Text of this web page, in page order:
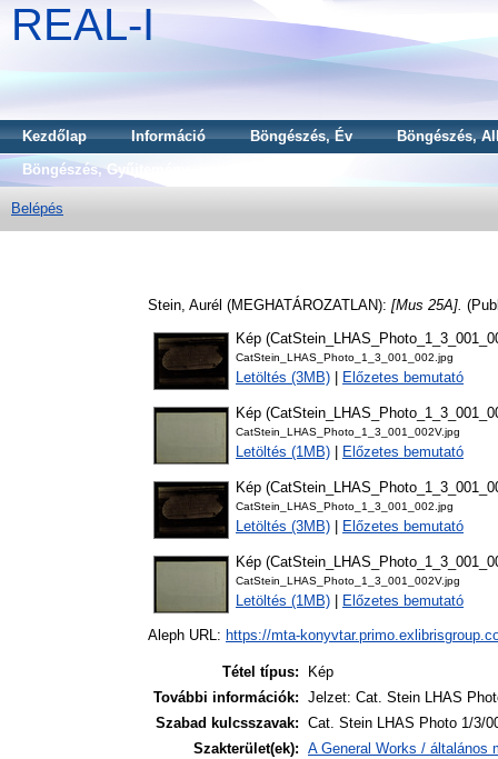
REAL-I
Kezdőlap Információ Böngészés, Év
Böngészés,
Böngészés, Gyűjtemény
Belépés
Stein, Aurél (MEGHATÁROZATLAN): [Mus 25A].
Kép
CatStein_LHAS_Photo_1_3_001_002.jpg
Letöltés (3MB) Előzetes bemutató
Kép
CatStein_LHAS_Photo_1_3_001_002V.jpg
Letöltés (1MB) Előzetes bemutató
Kép
CatStein_LHAS_Photo_1_3_001_002.jpg
Letöltés (3MB) Előzetes bemutató
Kép
CatStein_LHAS_Photo_1_3_001_002V.jpg
Letöltés (1MB) Előzetes bemutató
Aleph URL: https://mta-
Tétel típus:
Kép
További információk: Jelzet: Cat. Stein LHAS
Szabad kulcsszavak: Cat. Stein LHAS Photo 1/3/
Szakterület(ek): A General Works / általános